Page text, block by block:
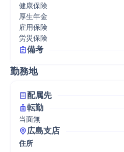
健康保険
厚生年金
雇用保険
労災保険
備考
勤務地
配属先
転勤
当面無
広島支店
住所